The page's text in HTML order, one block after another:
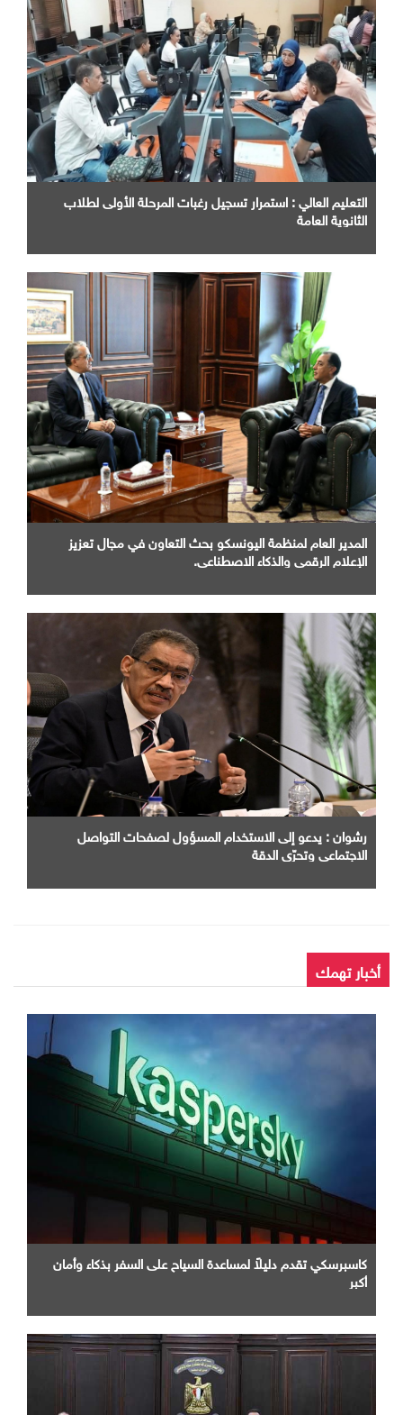
التعليم العالي : استمرار تسجيل رغبات المرحلة الأولى لطلاب
الثانوية العامة
المدير العام لمنظمة اليونسكو بحث التعاون في مجال تعزيز
الإعلام الرقمي والذكاء الاصطناعي.
رشوان : يدعو إلى الاستخدام المسؤول لصفحات التواصل
الاجتماعي وتحرّي الدقة
أخبار تهمك
كاسبرسكي تقدم دليلاً لمساعدة السياح على السفر بذكاء وأمان
أكبر